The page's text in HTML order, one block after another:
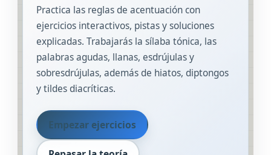
Practica las reglas de acentuación con
ejercicios interactivos, pistas y soluciones
explicadas. Trabajarás la sílaba tónica, las
palabras agudas, llanas, esdrújulas y
sobresdrújulas, además de hiatos, diptongos
y tildes diacríticas.
Empezar ejercicios